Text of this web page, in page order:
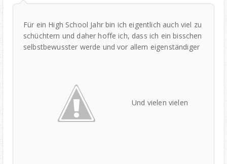
Für ein High School Jahr bin ich eigentlich auch viel zu
schüchtern und daher hoffe ich, dass ich ein bisschen
selbstbewusster werde und vor allem eigenständiger
Und vielen vielen